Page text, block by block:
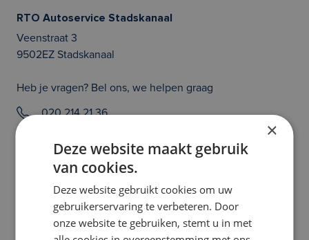
RTO Autoservice Stadskanaal
Veenstraat 3
9502EZ Stadskanaal
Heb je vragen? Bel ons, we helpen graag
020 214 21 36
Prijs en/of zetfouten voorbehouden. Controleer zelf of de uitvoering van
de auto klopt en of alle opties die jouw beslissing tot het aangaan van een
auto abonnement kunnen beïnvloeden aanwezig zijn. Heb je hier vragen
Meer Ford occasions
×
Deze website maakt gebruik
van cookies.
Deze website gebruikt cookies om uw
gebruikerservaring te verbeteren. Door
onze website te gebruiken, stemt u in met